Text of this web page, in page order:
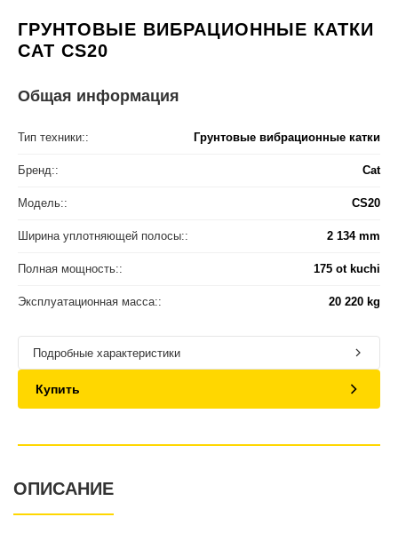
ГРУНТОВЫЕ ВИБРАЦИОННЫЕ КАТКИ
CAT CS20
Общая информация
Тип техники:: Грунтовые вибрационные катки
Бренд:: Cat
Модель:: CS20
Ширина уплотняющей полосы:: 2 134 mm
Полная мощность:: 175 ot kuchi
Эксплуатационная масса:: 20 220 kg
Подробные характеристики
Купить
ОПИСАНИЕ